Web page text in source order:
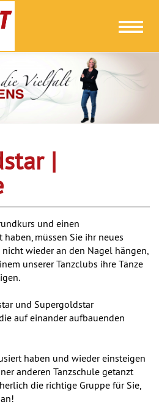
Toggle
|
und einen
müssen Sie ihr neues
wieder an den Nagel hängen,
unserer Tanzclubs ihre Tänze
und Supergoldstar
auf einander aufbauenden
haben und wieder einsteigen
anderen Tanzschule getanzt
die richtige Gruppe für Sie,